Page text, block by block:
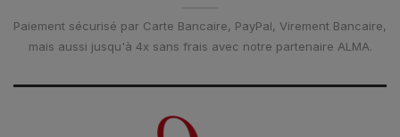
Paiement sécurisé par Carte Bancaire, PayPal, Virement Bancaire,
mais aussi jusqu'à 4x sans frais avec notre partenaire ALMA.